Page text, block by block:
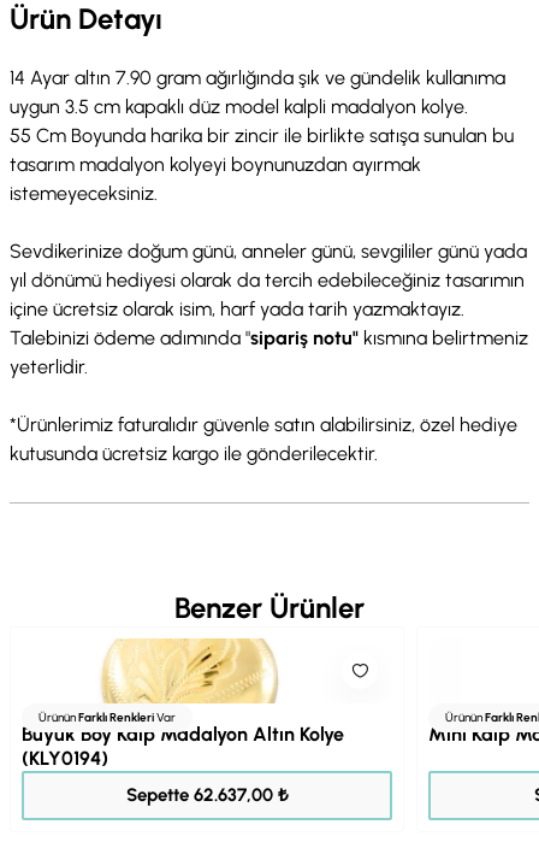
Ürün Detayı
14 Ayar altın 7.90 gram ağırlığında şık ve gündelik kullanıma
uygun 3.5 cm kapaklı düz model kalpli madalyon kolye.
55 Cm Boyunda harika bir zincir ile birlikte satışa sunulan bu
tasarım madalyon kolyeyi boynunuzdan ayırmak
istemeyeceksiniz.
Sevdikerinize doğum günü, anneler günü, sevgililer günü yada
yıl dönümü hediyesi olarak da tercih edebileceğiniz tasarımın
içine ücretsiz olarak isim, harf yada tarih yazmaktayız.
Talebinizi ödeme adımında "sipariş notu" kısmına belirtmeniz
yeterlidir.
*Ürünlerimiz faturalıdır güvenle satın alabilirsiniz, özel hediye
kutusunda ücretsiz kargo ile gönderilecektir.
Benzer Ürünler
ÜrününFarklı RenkleriVar
Büyük Boy Kalp Madalyon Altın Kolye
(KLY0194)
Sepette 62.637,00 ₺
ÜrününFarklı
Mini Kalp